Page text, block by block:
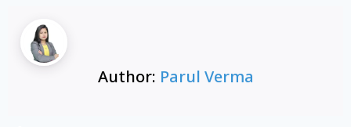
Author: Parul Verma